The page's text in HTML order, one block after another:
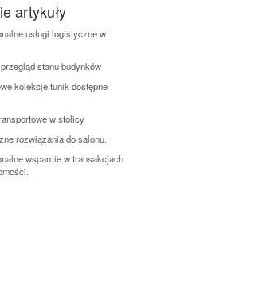
artykuły
usługi logistyczne w
stanu budynków
kolekcje tunik dostępne
w stolicy
rozwiązania do salonu.
wsparcie w transakcjach